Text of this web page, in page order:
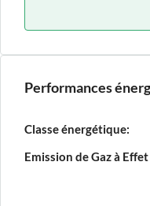
Performances
Classe énergétique:
Emission de Gaz à Effet